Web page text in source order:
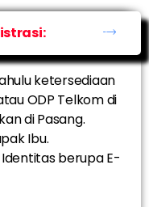
ketersediaan
ODP Telkom di
di Pasang.
Ibu.
berupa E-